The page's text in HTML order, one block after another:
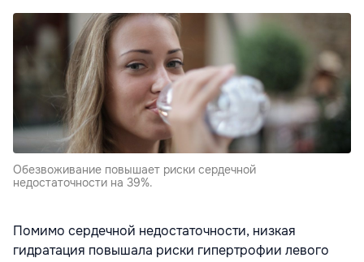
Обезвоживание повышает риски сердечной
недостаточности на 39%.
Помимо сердечной недостаточности, низкая
гидратация повышала риски гипертрофии левого